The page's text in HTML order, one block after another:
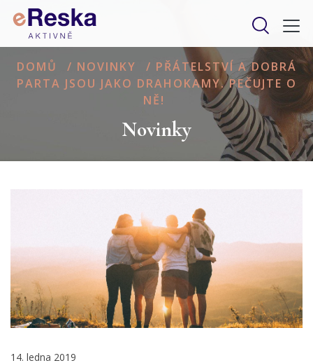
DOMŮ / NOVINKY / PŘÁTELSTVÍ A DOBRÁ
PARTA JSOU JAKO DRAHOKAMY. PEČUJTE O
NĚ!
Novinky
14. ledna 2019